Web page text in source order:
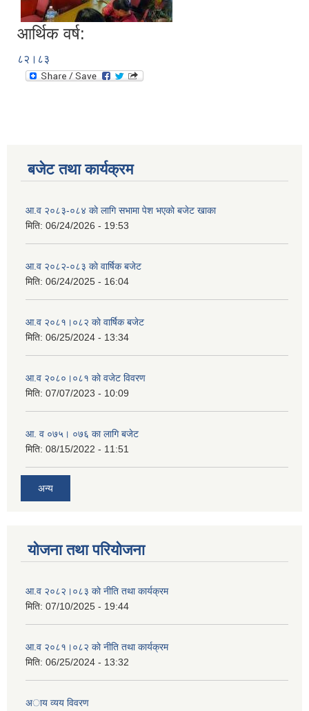
आर्थिक वर्ष:
८२।८३
बजेट तथा कार्यक्रम
आ.व २०८३-०८४ काे लागि सभामा पेश भएकाे बजेट खाका
मिति: 06/24/2026 - 19:53
आ.व २०८२-०८३ काे वार्षिक बजेट
मिति: 06/24/2025 - 16:04
आ.व २०८१।०८२ काे वार्षिक बजेट
मिति: 06/25/2024 - 13:34
आ.व २०८०।०८१ काे वजेट विवरण
मिति: 07/07/2023 - 10:09
आ. व ०७५। ०७६ का लागि बजेट
मिति: 08/15/2022 - 11:51
अन्य
योजना तथा परियोजना
आ.व २०८२।०८३ काे नीति तथा कार्यक्रम
मिति: 07/10/2025 - 19:44
आ.व २०८१।०८२ काे नीति तथा कार्यक्रम
मिति: 06/25/2024 - 13:32
अाय व्यय विवरण